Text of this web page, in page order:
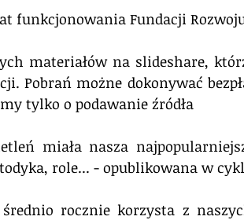
funkcjonowania Fundacji
materiałów na slideshare,
Pobrań możne dokonywać
tylko o podawanie źródła
miała nasza
rocznie korzysta z